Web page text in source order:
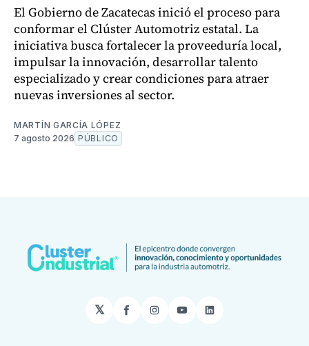
El Gobierno de Zacatecas inició el proceso para
conformar el Clúster Automotriz estatal. La
iniciativa busca fortalecer la proveeduría local,
impulsar la innovación, desarrollar talento
especializado y crear condiciones para atraer
nuevas inversiones al sector.
MARTÍN GARCÍA LÓPEZ
7 agosto 2026 PÚBLICO
𝕏 Facebook
Instagram
YouTubeLinkedIn